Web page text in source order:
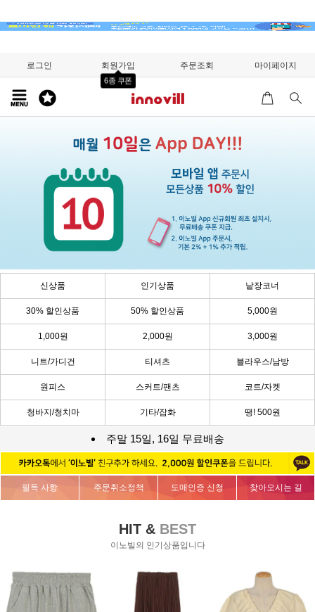
로그인 회원가입
6종 쿠폰
주문조회 마이페이지
신상품 인기상품 낱장코너
30% 할인상품 50% 할인상품 5,000원
1,000원 2,000원 3,000원
니트/가디건 티셔츠 블라우스/남방
원피스 스커트/팬츠 코트/자켓
청바지/청치마 기타/잡화 땡! 500원
주말 15일, 16일 무료배송
필독 사항 주문취소정책 도매인증 신청 찾아오시는 길
HIT & BEST
이노빌의 인기상품입니다